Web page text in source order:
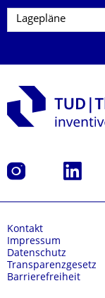
Instagram LinkedIn
Kontakt
Impressum
Datenschutz
Transparenzgesetz
Barrierefreiheit